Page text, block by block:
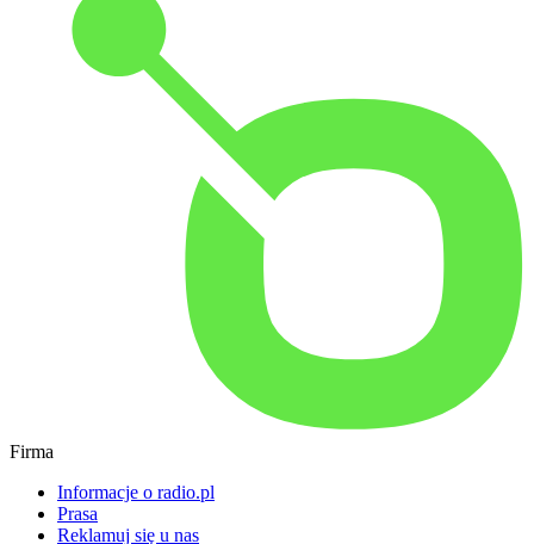
Firma
Informacje o radio.pl
Prasa
Reklamuj się u nas